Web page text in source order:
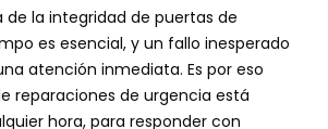
la integridad de puertas de
es esencial, y un fallo inesperado
atención inmediata. Es por eso
reparaciones de urgencia está
hora, para responder con